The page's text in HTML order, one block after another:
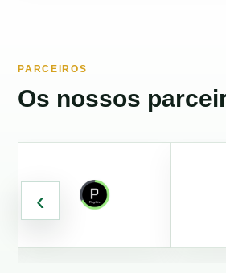
PARCEIROS
Os nossos
‹